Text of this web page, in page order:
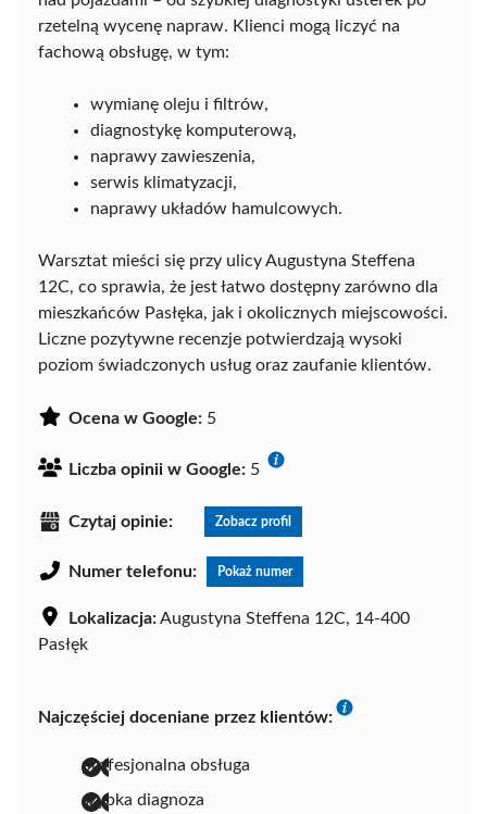
rzetelną wycenę napraw. Klienci mogą liczyć na
fachową obsługę, w tym:
wymianę oleju i filtrów,
diagnostykę komputerową,
naprawy zawieszenia,
serwis klimatyzacji,
naprawy układów hamulcowych.
Warsztat mieści się przy ulicy Augustyna Steffena
12C, co sprawia, że jest łatwo dostępny zarówno dla
mieszkańców Pasłęka, jak i okolicznych miejscowości.
Liczne pozytywne recenzje potwierdzają wysoki
poziom świadczonych usług oraz zaufanie klientów.
Ocena w Google: 5
Liczba opinii w Google: 5
Czytaj opinie: Zobacz profil
Numer telefonu: Pokaż numer
Lokalizacja:Augustyna Steffena 12C, 14-400
Pasłęk
Najczęściej doceniane przez klientów:
profesjonalna obsługa
szybka diagnoza